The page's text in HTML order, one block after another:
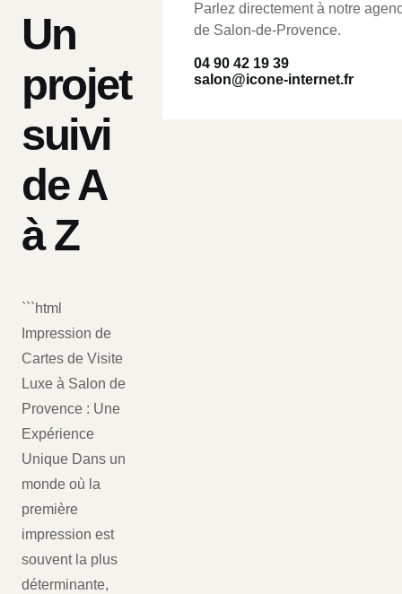
Un
projet
suivi
de A
à Z
```html
Impression de
Cartes de Visite
Luxe à Salon de
Provence : Une
Expérience
Unique Dans un
monde où la
première
impression est
souvent la plus
déterminante,
Parlez directement à notre
de Salon-de-Provence.
04 90 42 19 39
salon@icone-internet.fr